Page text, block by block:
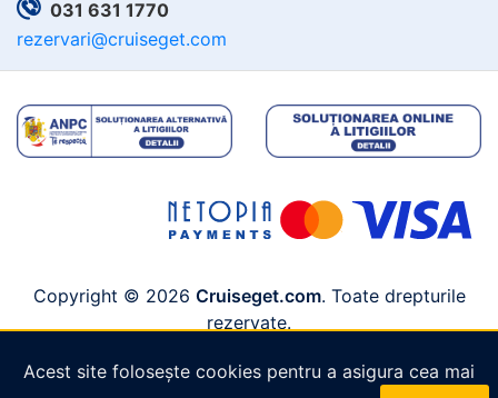
Acest site folosește cookies pentru a asigura cea mai
031 631 1770
rezervari@cruiseget.com
Copyright © 2026 Cruiseget.com. Toate drepturile
rezervate.